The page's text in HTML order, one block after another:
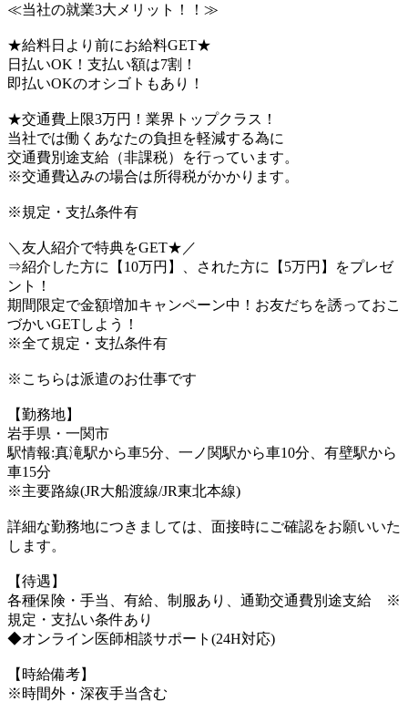
≪当社の就業3大メリット！！≫
★給料日より前にお給料GET★
日払いOK！支払い額は7割！
即払いOKのオシゴトもあり！
★交通費上限3万円！業界トップクラス！
当社では働くあなたの負担を軽減する為に
交通費別途支給（非課税）を行っています。
※交通費込みの場合は所得税がかかります。
※規定・支払条件有
＼友人紹介で特典をGET★／
⇒紹介した方に【10万円】、された方に【5万円】をプレゼ
ント！
期間限定で金額増加キャンペーン中！お友だちを誘っておこ
づかいGETしよう！
※全て規定・支払条件有
※こちらは派遣のお仕事です
【勤務地】
岩手県・一関市
駅情報:真滝駅から車5分、一ノ関駅から車10分、有壁駅から
車15分
※主要路線(JR大船渡線/JR東北本線)
詳細な勤務地につきましては、面接時にご確認をお願いいた
します。
【待遇】
各種保険・手当、有給、制服あり、通勤交通費別途支給 ※
規定・支払い条件あり
◆オンライン医師相談サポート(24H対応)
【時給備考】
※時間外・深夜手当含む